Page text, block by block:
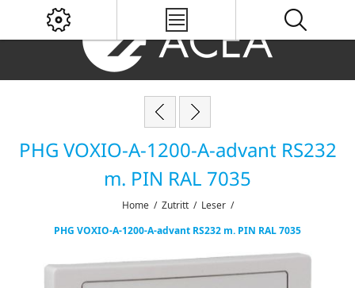
PHG VOXIO-A-1200-A-advant RS232
m. PIN RAL 7035
Home / Zutritt / Leser /
PHG VOXIO-A-1200-A-advant RS232 m. PIN RAL 7035